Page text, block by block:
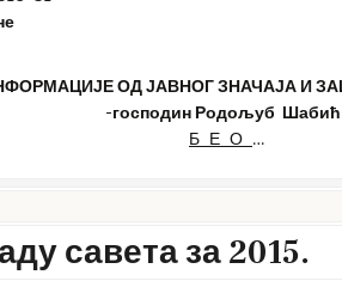
ОД ЈАВНОГ ЗНАЧАЈА И
-господин Родољуб
Б Е О …
савета за 2015.